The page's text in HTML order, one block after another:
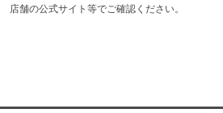
店舗の公式サイト等でご確認ください。